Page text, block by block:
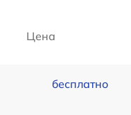
Цена
бесплатно